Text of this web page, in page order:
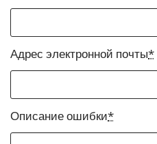
Адрес электронной почты*
Описание ошибки*